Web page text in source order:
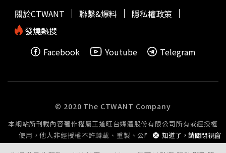
婚並育有三名子女，經醫療檢查均為健康狀態，這讓他與家
人深感欣慰。他表示，不願責怪上一代的選擇，並強調身體
的經歷也提醒社會大眾：面對特殊情況，逃避與自怨無濟於
知道了，請關閉視窗
關於CTWANT 聯繫&爆料
隱私權政策
發燒熱搜
Facebook
Youtube Telegram
© 2020 The CTWANT Company
本網站所刊載內容著作權屬王道旺台媒體股份有限公司所有或經授權
使用，他人非經授權不許轉載、重製、公開播送或公開傳輸。